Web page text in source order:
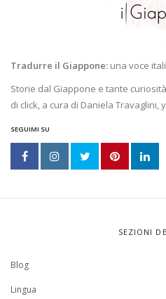
Tradurre il Giappone: una voce
Storie dal Giappone e tante
di click, a cura di Daniela Travaglini,
SEGUIMI SU
SEZIONI
Blog
Lingua